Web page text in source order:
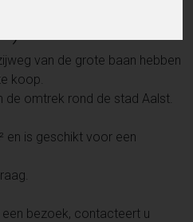
van de grote baan hebben
koop.
de omtrek rond de stad Aalst.
en is geschikt voor een
bezoek, contacteert u